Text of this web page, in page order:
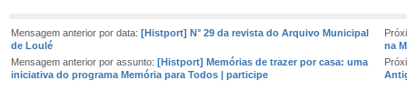
Mensagem anterior por data: [Histport] N° 29 da revista do Arquivo Municipal
de Loulé
na
Mensagem anterior por assunto: [Histport] Memórias de trazer por casa: uma
iniciativa do programa Memória para Todos | participe